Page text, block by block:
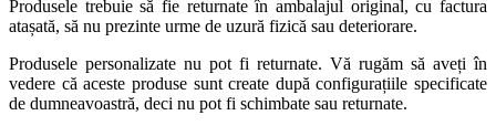
Produsele trebuie să fie returnate în ambalajul original, cu factura
atașată, să nu prezinte urme de uzură fizică sau deteriorare.
Produsele personalizate nu pot fi returnate. Vă rugăm să aveți în
vedere că aceste produse sunt create după configurațiile specificate
de dumneavoastră, deci nu pot fi schimbate sau returnate.